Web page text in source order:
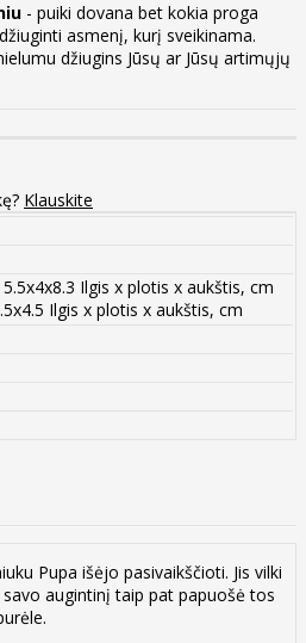
- puiki dovana bet kokia proga
asmenį, kurį sveikinama.
džiugins Jūsų ar Jūsų artimųjų
Klauskite
5.5x4x8.3 Ilgis x plotis x aukštis, cm
Ilgis x plotis x aukštis, cm
Pupa išėjo pasivaikščioti. Jis vilki
augintinį taip pat papuošė tos